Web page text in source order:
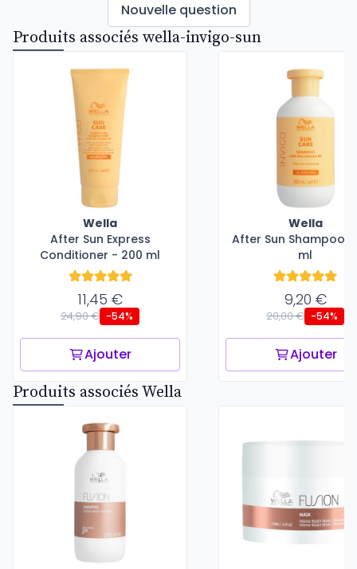
Nouvelle question
Produits associés wella-invigo-sun
Wella
After Sun Express
Conditioner - 200 ml
11,45 €
24,90 € -54%
Ajouter
Wella
After Sun Shampoo -
ml
9,20 €
20,00 € -54%
Ajouter
Produits associés Wella